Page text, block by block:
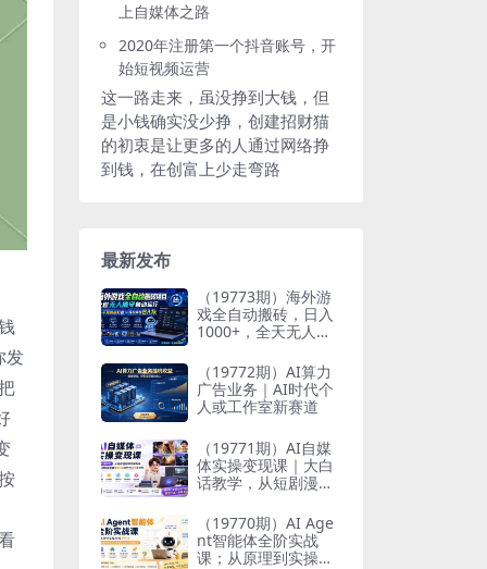
发
上自媒体之路
2020年注册第一个抖音账号，开
始短视频运营
这一路走来，虽没挣到大钱，但
是小钱确实没少挣，创建招财猫
的初衷是让更多的人通过网络挣
到钱，在创富上少走弯路
最新发布
（19773期）海外游
戏全自动搬砖，日入
1000+，全天无人值
（19772期）AI算力
广告业务｜AI时代个
人或工作室新赛道
（19771期）AI自媒
体实操变现课｜大白
话教学，从短剧漫剧
也能掌握爆款内容创
作与变现全流程
（19770期）AI Age
nt智能体全阶实战
课；从原理到实操全